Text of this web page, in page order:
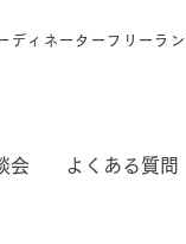
ディネーターフリーラ
会 よくある質問